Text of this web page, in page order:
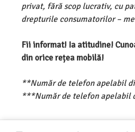
privat, fără scop lucrativ, cu
drepturile consumatorilor –
Fii informat! Ia atitudine!
din orice rețea mobilă!
**Număr de telefon apelabil
***Număr de telefon apelabil